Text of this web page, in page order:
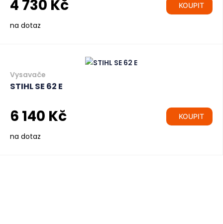
4 730 Kč KOUPIT
na dotaz
Vysavače
STIHL SE 62 E
6 140 Kč KOUPIT
na dotaz